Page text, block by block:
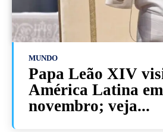
MUNDO
Papa Leão XIV
América Latina em
novembro; veja...